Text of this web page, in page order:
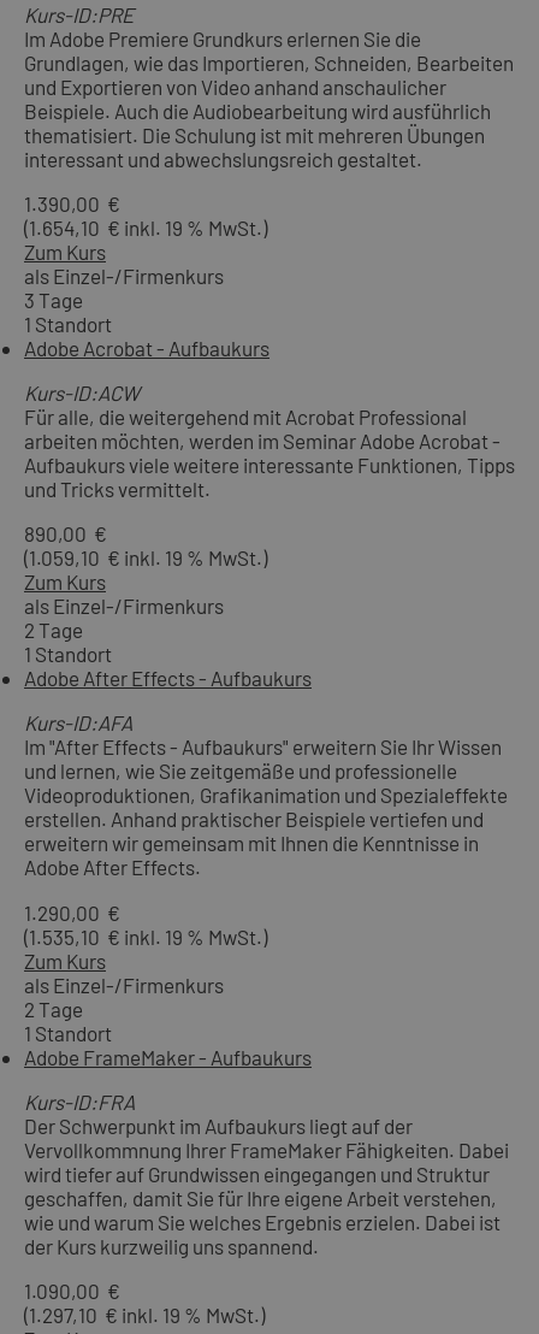
Kurs-ID:PRE
Im Adobe Premiere Grundkurs erlernen Sie die
Grundlagen, wie das Importieren, Schneiden, Bearbeiten
und Exportieren von Video anhand anschaulicher
Beispiele. Auch die Audiobearbeitung wird ausführlich
thematisiert. Die Schulung ist mit mehreren Übungen
interessant und abwechslungsreich gestaltet.
1.390,00 €
(1.654,10 € inkl. 19 % MwSt.)
Zum Kurs
als Einzel-/Firmenkurs
3 Tage
1 Standort
Adobe Acrobat - Aufbaukurs
Kurs-ID:ACW
Für alle, die weitergehend mit Acrobat Professional
arbeiten möchten, werden im Seminar Adobe Acrobat -
Aufbaukurs viele weitere interessante Funktionen, Tipps
und Tricks vermittelt.
890,00 €
(1.059,10 € inkl. 19 % MwSt.)
Zum Kurs
als Einzel-/Firmenkurs
2 Tage
1 Standort
Adobe After Effects - Aufbaukurs
Kurs-ID:AFA
Im "After Effects - Aufbaukurs" erweitern Sie Ihr Wissen
und lernen, wie Sie zeitgemäße und professionelle
Videoproduktionen, Grafikanimation und Spezialeffekte
erstellen. Anhand praktischer Beispiele vertiefen und
erweitern wir gemeinsam mit Ihnen die Kenntnisse in
Adobe After Effects.
1.290,00 €
(1.535,10 € inkl. 19 % MwSt.)
Zum Kurs
als Einzel-/Firmenkurs
2 Tage
1 Standort
Adobe FrameMaker - Aufbaukurs
Kurs-ID:FRA
Der Schwerpunkt im Aufbaukurs liegt auf der
Vervollkommnung Ihrer FrameMaker Fähigkeiten. Dabei
wird tiefer auf Grundwissen eingegangen und Struktur
geschaffen, damit Sie für Ihre eigene Arbeit verstehen,
wie und warum Sie welches Ergebnis erzielen. Dabei ist
der Kurs kurzweilig uns spannend.
1.090,00 €
(1.297,10 € inkl. 19 % MwSt.)